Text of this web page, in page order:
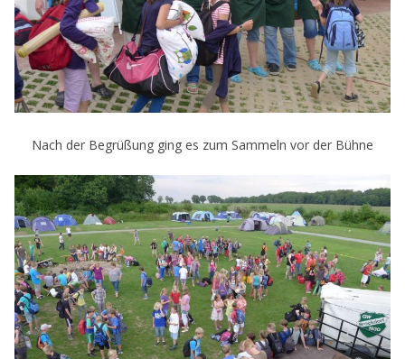
Nach der Begrüßung ging es zum Sammeln vor der Bühne